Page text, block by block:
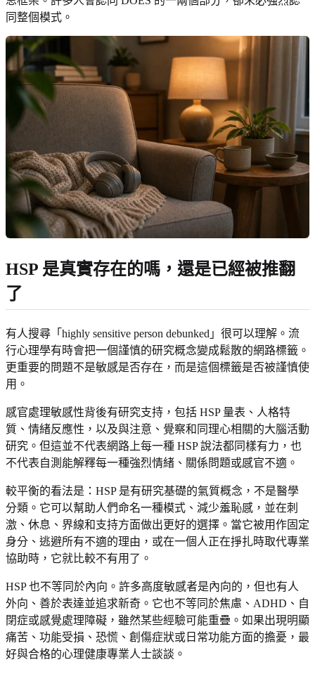
同整個模式。
HSP 是真實存在的嗎，還是已經被推翻
了
有人搜尋「highly sensitive person debunked」很可以理解。流
行心理學有時會把一個謹慎的研究概念變成鬆散的網路標籤。
更重要的問題不是敏感是否存在，而是這個標籤是否被謹慎使
用。
感官處理敏感性背後有研究支持，包括 HSP 量表、人格特
質、情緒反應性，以及與注意、覺察和同理心相關的大腦活動
研究。但這並不代表網路上每一種 HSP 說法都同樣有力，也
不代表自測能解釋每一種強烈情緒、關係問題或感官不適。
較平衡的看法是：HSP 是有研究基礎的氣質概念，不是醫學
分類。它可以幫助人們命名一種模式、減少羞恥感，並在刺
激、休息、界線和支持方面做出更好的選擇。當它被用作固定
身分、逃避所有不適的理由，或在一個人正在掙扎時取代專業
協助時，它就比較不有用了。
HSP 也不等同於內向。許多高度敏感者是內向的，但也有人
外向、善於表達並追求新奇。它也不等同於焦慮、ADHD、自
閉症或感覺處理障礙，雖然某些經驗可能重疊。如果出現明顯
痛苦、功能受損、恐慌、創傷症狀或日常功能方面的擔憂，最
好與合格的心理健康專業人士談談。